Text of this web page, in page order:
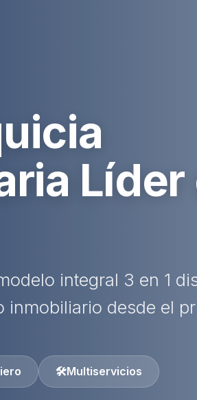
Líder
integral 3 en 1
inmobiliario desde el
🛠️Multiservicios